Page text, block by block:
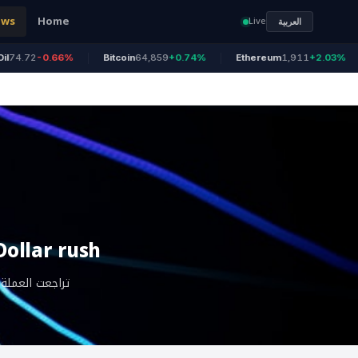
Home Live العربية
-0.66% Bitcoin64,859+0.74% Ethereum1,911+2.03%
rush